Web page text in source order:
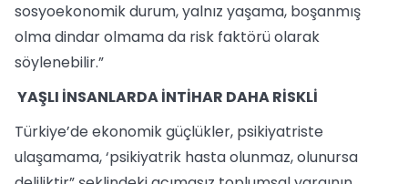
sosyoekonomik durum, yalnız yaşama, boşanmış
olma dindar olmama da risk faktörü olarak
söylenebilir.”
YAŞLI İNSANLARDA İNTİHAR DAHA RİSKLİ
Türkiye’de ekonomik güçlükler, psikiyatriste
ulaşamama, ‘psikiyatrik hasta olunmaz, olunursa